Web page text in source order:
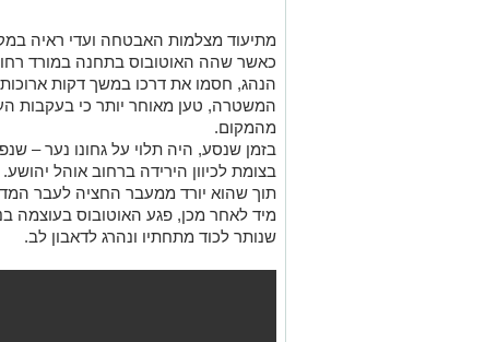
מתיעוד מצלמות האבטחה ועדי ראיה
כאשר שהה האוטובוס בתחנה במורד
הנהג, חסמו את דרכו במשך דקות ארוכות
המשטרה, טען מאוחר יותר כי בעקבות
מהמקום.
בזמן שנסע, היה תלוי על גחונו נער –
בצומת לכיוון הירידה ברחוב אוהל
תוך שהוא יורד ממעבר החציה לעבר
מיד לאחר מכן, פגע האוטובוס בעוצמה
שנותר לכוד מתחתיו ונהרג לדאבון לב.